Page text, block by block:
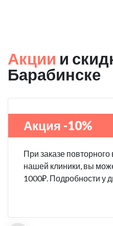
Акции и
Барабинске
Акция -10%
При заказе
нашей клиники, вы
1000₽. Подробности у